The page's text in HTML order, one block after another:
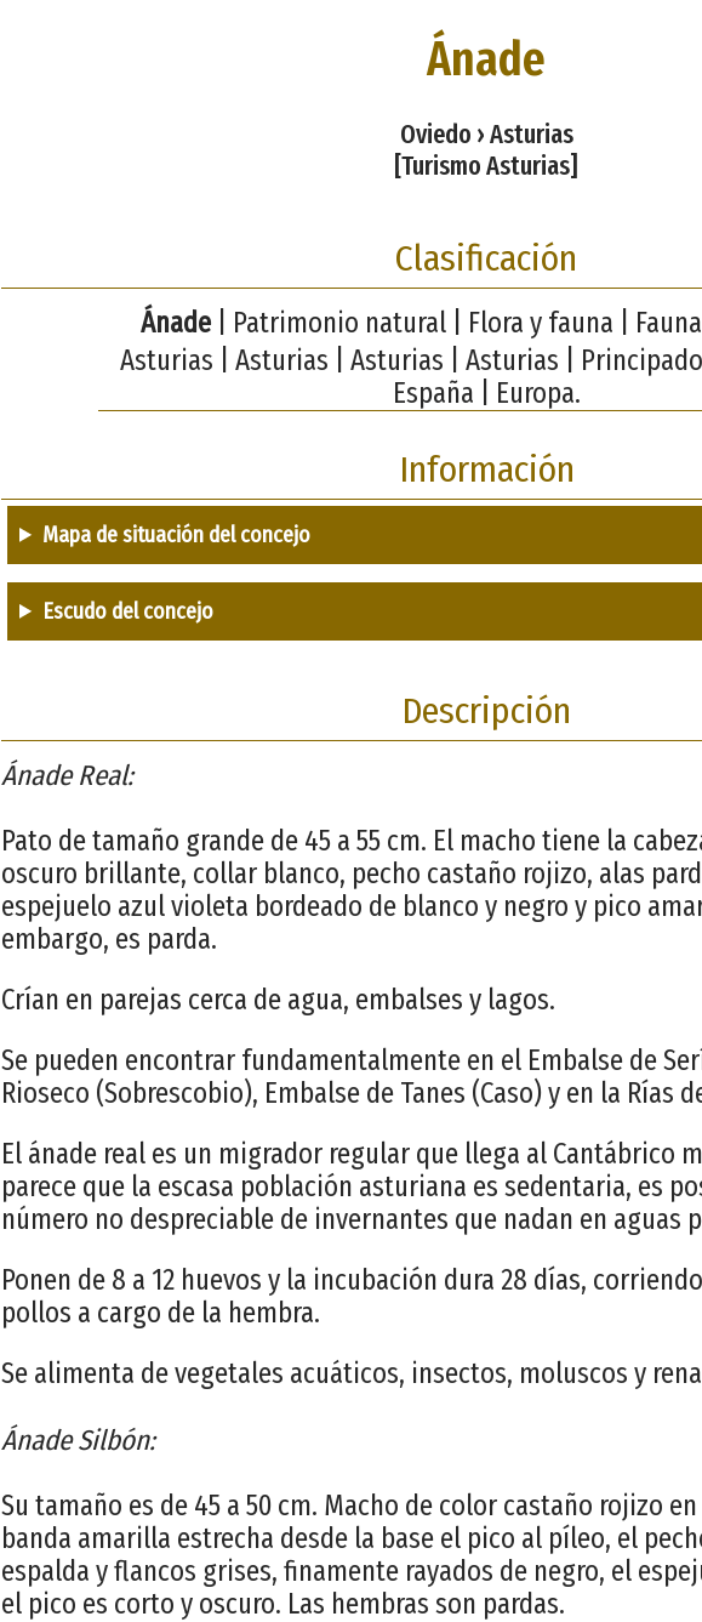
Ánade
Oviedo › Asturias
[Turismo Asturias]
Clasificación
Ánade| Patrimonio natural | Flora y fauna | Fauna
Asturias | Asturias | Asturias | Asturias | Principado
España | Europa.
Información
Mapa de situación del concejo
Escudo del concejo
Descripción
Ánade Real:
Pato de tamaño grande de 45 a 55 cm. El macho tiene la
oscuro brillante, collar blanco, pecho castaño rojizo, alas
espejuelo azul violeta bordeado de blanco y negro y pico
embargo, es parda.
Crían en parejas cerca de agua, embalses y lagos.
Se pueden encontrar fundamentalmente en el Embalse de
Rioseco (Sobrescobio), Embalse de Tanes (Caso) y en la Rías
El ánade real es un migrador regular que llega al Cantábrico
parece que la escasa población asturiana es sedentaria, es
número no despreciable de invernantes que nadan en aguas
Ponen de 8 a 12 huevos y la incubación dura 28 días,
pollos a cargo de la hembra.
Se alimenta de vegetales acuáticos, insectos, moluscos y
Ánade Silbón:
Su tamaño es de 45 a 50 cm. Macho de color castaño rojizo
banda amarilla estrecha desde la base el pico al píleo, el
espalda y flancos grises, finamente rayados de negro, el
el pico es corto y oscuro. Las hembras son pardas.